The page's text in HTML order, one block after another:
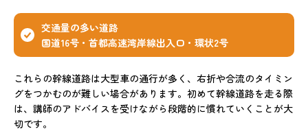
交通量の多い道路
国道16号・首都高速湾岸線出入口・環状2号
これらの幹線道路は大型車の通行が多く、右折や合流のタイミン
グをつかむのが難しい場合があります。初めて幹線道路を走る際
は、講師のアドバイスを受けながら段階的に慣れていくことが大
切です。